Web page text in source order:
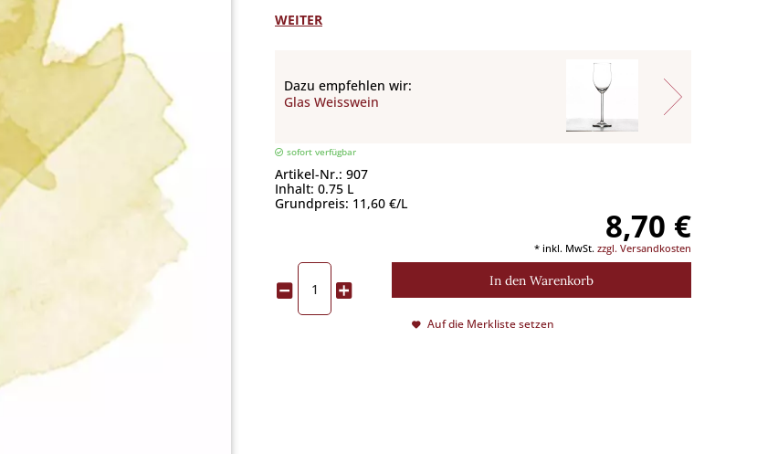
WEITER
Dazu empfehlen wir:
Glas Weisswein
sofort verfügbar
Artikel-Nr.: 907
Inhalt: 0.75 L
Grundpreis: 11,60 €/L
8,70 €
* inkl. MwSt. zzgl. Versandkosten
In den Warenkorb
Auf die Merkliste setzen